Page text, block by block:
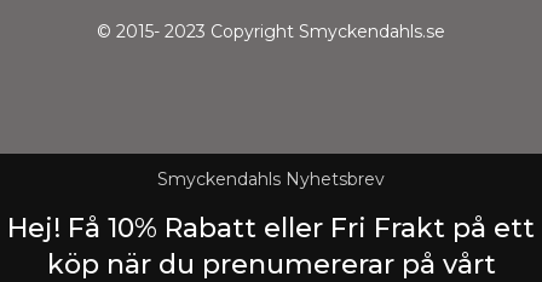
© 2015- 2023 Copyright Smyckendahls.se
Smyckendahls Nyhetsbrev
Hej! Få 10% Rabatt eller Fri Frakt på ett
köp när du prenumererar på vårt